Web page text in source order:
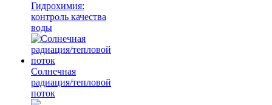
Гидрохимия:
контроль качества
воды
Солнечная
радиация/тепловой
поток